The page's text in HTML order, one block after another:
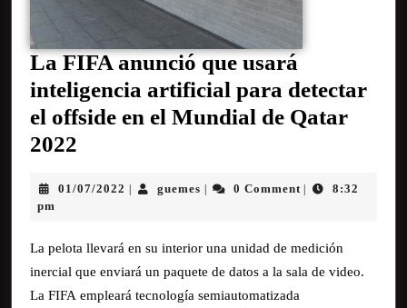
La FIFA anunció que usará
inteligencia artificial para detectar
el offside en el Mundial de Qatar
2022
01/07/2022 | guemes | 0 Comment |
8:32
pm
La pelota llevará en su interior una unidad de medición
inercial que enviará un paquete de datos a la sala de video.
La FIFA empleará tecnología semiautomatizada